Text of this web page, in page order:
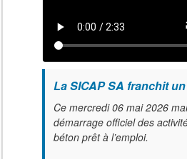
La SICAP SA franchit
Ce mercredi 06 mai 2026
démarrage officiel des
béton prêt à l’emploi.